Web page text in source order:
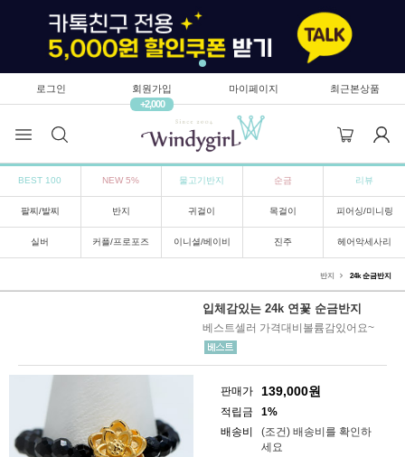
로그인
회원가입
+2,000
마이페이지 최근본상품
BEST 100 NEW 5% 물고기반지 순금 리뷰
팔찌/발찌 반지 귀걸이 목걸이 피어싱/미니링
실버 커플/프로포즈 이니셜/베이비 진주 헤어악세사리
반지 24k 순금반지
입체감있는 24k 연꽃 순금반지
베스트셀러 가격대비볼륨감있어요~
판매가 139,000원
적립금
1%
배송비
(조건) 배송비를 확인하
세요